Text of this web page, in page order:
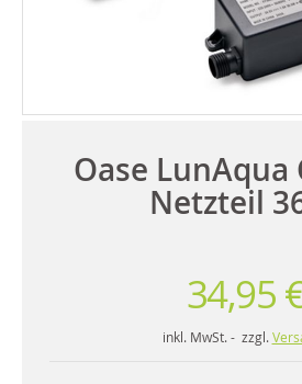
Oase LunAqua
Netzteil
34,95
inkl. MwSt. - zzgl.